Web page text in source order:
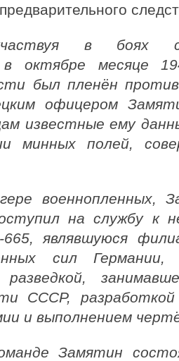
в боях с
в октябре месяце
был пленён
офицером
известные ему
минных полей,
военнопленных,
на службу к
665, являвшуюся
сил Германии,
разведкой,
СССР,
и выполнением
Замятин